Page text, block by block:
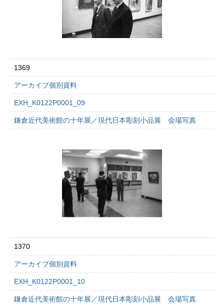
1369
アーカイブ個別資料
EXH_K0122P0001_09
鎌倉近代美術館の十年展／現代日本彫刻小品展 会場写真
1370
アーカイブ個別資料
EXH_K0122P0001_10
鎌倉近代美術館の十年展／現代日本彫刻小品展 会場写真